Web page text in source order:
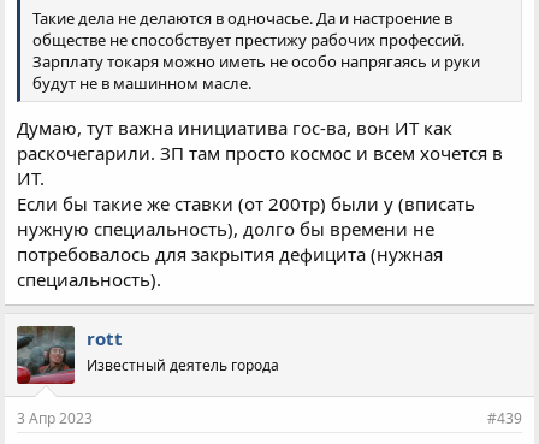
Такие дела не делаются в одночасье. Да и настроение в
обществе не способствует престижу рабочих профессий.
Зарплату токаря можно иметь не особо напрягаясь и руки
будут не в машинном масле.
Думаю, тут важна инициатива гос-ва, вон ИТ как
раскочегарили. ЗП там просто космос и всем хочется в
ИТ.
Если бы такие же ставки (от 200тр) были у (вписать
нужную специальность), долго бы времени не
потребовалось для закрытия дефицита (нужная
специальность).
rott
Известный деятель города
3 Апр 2023 #439